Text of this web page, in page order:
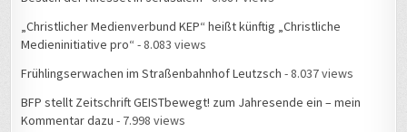
„Christlicher Medienverbund KEP“ heißt künftig „Christliche
Medieninitiative pro“ - 8.083 views
Frühlingserwachen im Straßenbahnhof Leutzsch - 8.037 views
BFP stellt Zeitschrift GEISTbewegt! zum Jahresende ein – mein
Kommentar dazu - 7.998 views